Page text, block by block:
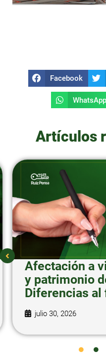
Facebook
WhatsApp
Artículos
Afectación a
y patrimonio
Diferencias
julio 30, 2026